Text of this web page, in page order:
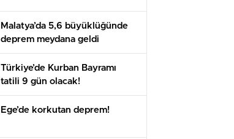
Malatya’da 5,6 büyüklüğünde
deprem meydana geldi
Türkiye’de Kurban Bayramı
tatili 9 gün olacak!
Ege’de korkutan deprem!